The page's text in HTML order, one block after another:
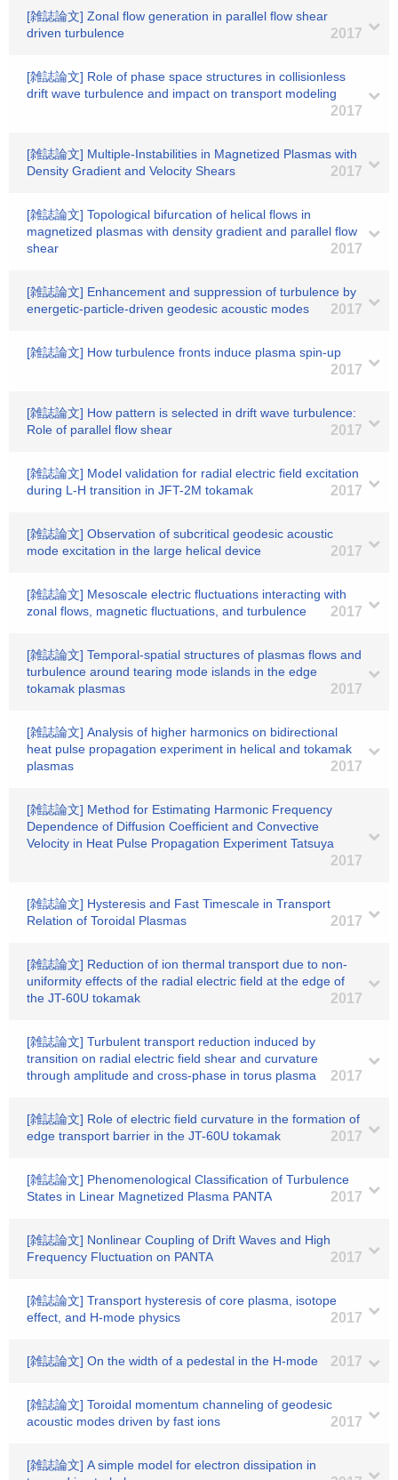
[雑誌論文] Zonal flow generation in parallel flow shear
driven turbulence
2017
[雑誌論文] Role of phase space structures in collisionless
drift wave turbulence and impact on transport modeling
2017
[雑誌論文] Multiple-Instabilities in Magnetized Plasmas with
Density Gradient and Velocity Shears
2017
[雑誌論文] Topological bifurcation of helical flows in
magnetized plasmas with density gradient and parallel flow
shear
2017
[雑誌論文] Enhancement and suppression of turbulence by
energetic-particle-driven geodesic acoustic modes
2017
[雑誌論文] How turbulence fronts induce plasma spin-up
2017
[雑誌論文] How pattern is selected in drift wave turbulence:
Role of parallel flow shear
2017
[雑誌論文] Model validation for radial electric field excitation
during L-H transition in JFT-2M tokamak
2017
[雑誌論文] Observation of subcritical geodesic acoustic
mode excitation in the large helical device
2017
[雑誌論文] Mesoscale electric fluctuations interacting with
zonal flows, magnetic fluctuations, and turbulence
2017
[雑誌論文] Temporal-spatial structures of plasmas flows and
turbulence around tearing mode islands in the edge
tokamak plasmas
2017
[雑誌論文] Analysis of higher harmonics on bidirectional
heat pulse propagation experiment in helical and tokamak
plasmas
2017
[雑誌論文] Method for Estimating Harmonic Frequency
Dependence of Diffusion Coefficient and Convective
Velocity in Heat Pulse Propagation Experiment Tatsuya
2017
[雑誌論文] Hysteresis and Fast Timescale in Transport
Relation of Toroidal Plasmas
2017
[雑誌論文] Reduction of ion thermal transport due to non-
uniformity effects of the radial electric field at the edge of
the JT-60U tokamak
2017
[雑誌論文] Turbulent transport reduction induced by
transition on radial electric field shear and curvature
through amplitude and cross-phase in torus plasma
2017
[雑誌論文] Role of electric field curvature in the formation of
edge transport barrier in the JT-60U tokamak
2017
[雑誌論文] Phenomenological Classification of Turbulence
States in Linear Magnetized Plasma PANTA
2017
[雑誌論文] Nonlinear Coupling of Drift Waves and High
Frequency Fluctuation on PANTA
2017
[雑誌論文] Transport hysteresis of core plasma, isotope
effect, and H-mode physics
2017
[雑誌論文] On the width of a pedestal in the H-mode 2017
[雑誌論文] Toroidal momentum channeling of geodesic
acoustic modes driven by fast ions
2017
[雑誌論文] A simple model for electron dissipation in